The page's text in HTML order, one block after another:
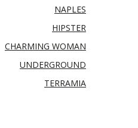
NAPLES
HIPSTER
CHARMING WOMAN
UNDERGROUND
TERRAMIA